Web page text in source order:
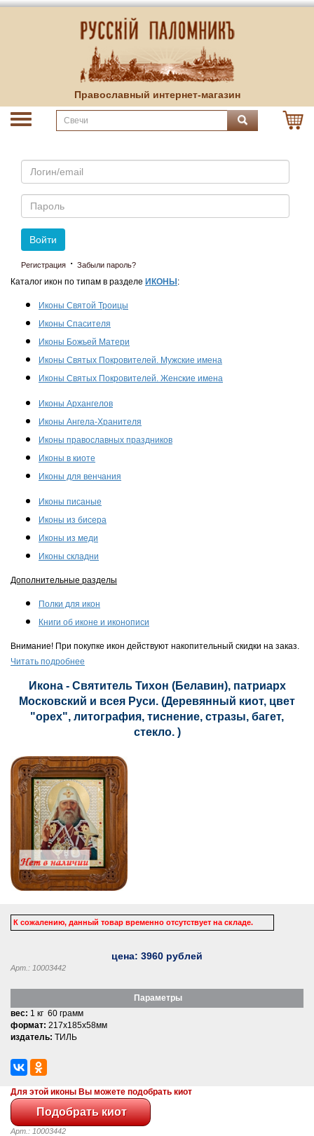
Православный интернет-магазин
Email
Пароль
Войти
Регистрация · Забыли пароль?
Каталог икон по типам в разделе ИКОНЫ :
Иконы Святой Троицы
Иконы Спасителя
Иконы Божьей Матери
Иконы Святых Покровителей. Мужские имена
Иконы Святых Покровителей. Женские имена
Иконы Архангелов
Иконы Ангела-Хранителя
Иконы православных праздников
Иконы в киоте
Иконы для венчания
Иконы писаные
Иконы из бисера
Иконы из меди
Иконы складни
Дополнительные разделы
Полки для икон
Книги об иконе и иконописи
Внимание! При покупке икон действуют накопительный скидки на заказ.
Читать подробнее
Икона - Святитель Тихон (Белавин), патриарх
Московский и всея Руси. (Деревянный киот, цвет
"орех", литография, тиснение, стразы, багет,
стекло. )
К сожалению, данный товар временно отсутствует на складе.
цена: 3960 рублей
Арт.: 10003442
Параметры
вес: 1 кг 60 грамм
формат: 217x185x58мм
издатель: ТИЛЬ
Для этой иконы Вы можете подобрать киот
Арт.: 10003442